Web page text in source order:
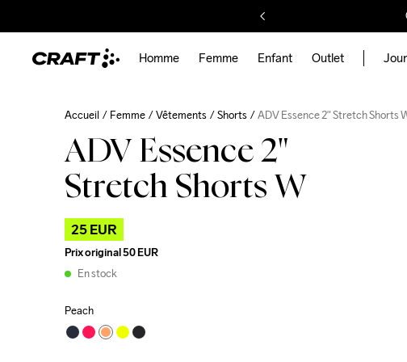
Homme Femme Enfant Outlet
Accueil Femme Vêtements Shorts ADV Essence 2" Stretch Shorts
ADV Essence 2"
Stretch Shorts W
25 EUR
Prix original50 EUR
En stock
Peach